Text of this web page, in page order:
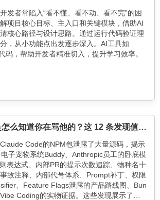
发者常陷入“看不懂、看不动、看不完”的困
项目核心目标、主入口和关键模块，借助AI
核心路径与设计思路。通过运行代码验证理
，从小功能点出发逐步深入。AI工具如
码，帮助开发者精准切入，提升学习效率。
Claude Code是怎么知道你在骂他的？这 12 条发现值得关注
Code的NPM包泄露了大量源码，揭示
子宠物系统Buddy、Anthropic员工的卧底模
表达式、内部PR的提示次数追踪、物种名十
故注释、内部代号体系、Prompt补丁、权限
、Feature Flags泄露的产品路线图、Bun
Coding的实物证据。这些发现展示了